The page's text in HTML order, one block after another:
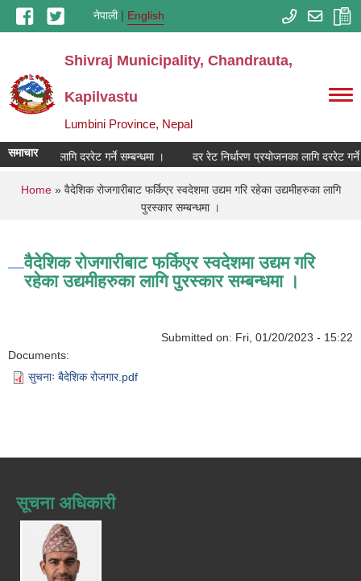
Skip to main contentनेपाली English
Shivraj Municipality, Chandrauta,
Kapilvastu
Lumbini Province, Nepal
समाचार
प्रयोजनका लागि दररेट गर्ने सम्बन्धमा । दर रेट निर्धारण प्रयोजनका लागि दररेट गर्ने
You are here
Home» वैदेशिक रोजगारीबाट फर्किएर स्वदेशमा उद्यम गरि रहेका उद्यमीहरुका लागि
पुरस्कार सम्बन्धमा ।
वैदेशिक रोजगारीबाट फर्किएर स्वदेशमा उद्यम गरि
रहेका उद्यमीहरुका लागि पुरस्कार सम्बन्धमा ।
Submitted on: Fri, 01/20/2023 - 15:22
Documents:
सुचनाः बैदेशिक रोजगार.pdf
सूचना अधिकारी